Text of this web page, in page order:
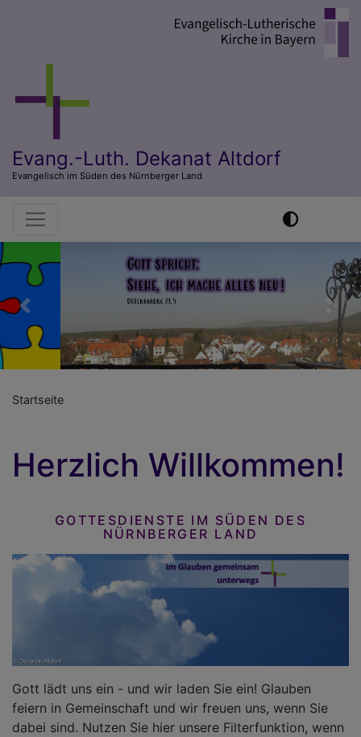
Evang.-Luth. Dekanat Altdorf
Evangelisch im Süden des Nürnberger Land
Hauptnavigation
Previous Next
Startseite
Herzlich Willkommen!
GOTTESDIENSTE IM SÜDEN DES
NÜRNBERGER LAND
Gott lädt uns ein - und wir laden Sie ein! Glauben
feiern in Gemeinschaft und wir freuen uns, wenn Sie
dabei sind. Nutzen Sie hier unsere Filterfunktion, wenn